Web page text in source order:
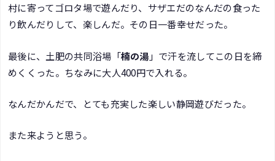
村に寄ってゴロタ場で遊んだり、サザエだのなんだの食った
り飲んだりして、楽しんだ。その日一番幸せだった。
最後に、土肥の共同浴場「楠の湯 」で汗を流してこの日を締
めくくった。ちなみに大人400円で入れる。
なんだかんだで、とても充実した楽しい静岡遊びだった。
また来ようと思う。